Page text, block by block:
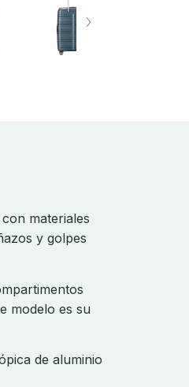
materiales
y golpes
modelo es su
de aluminio